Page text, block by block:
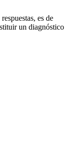
es de
un diagnóstico